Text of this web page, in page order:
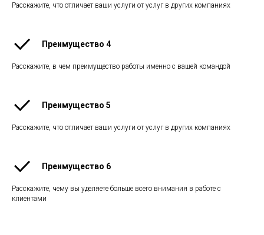
Расскажите, что отличает ваши услуги от услуг в других компаниях
Преимущество 4
Расскажите, в чем преимущество работы именно с вашей командой
Преимущество 5
Расскажите, что отличает ваши услуги от услуг в других компаниях
Преимущество 6
Расскажите, чему вы уделяете больше всего внимания в работе с
клиентами